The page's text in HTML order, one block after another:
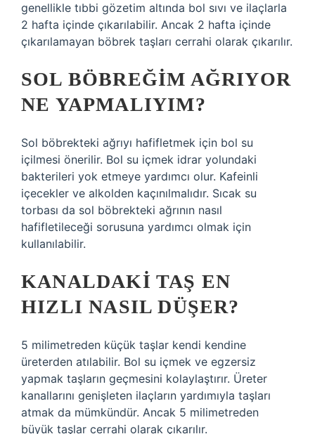
genellikle tıbbi gözetim altında bol sıvı ve ilaçlarla
2 hafta içinde çıkarılabilir. Ancak 2 hafta içinde
çıkarılamayan böbrek taşları cerrahi olarak çıkarılır.
SOL BÖBREĞIM AĞRIYOR
NE YAPMALIYIM?
Sol böbrekteki ağrıyı hafifletmek için bol su
içilmesi önerilir. Bol su içmek idrar yolundaki
bakterileri yok etmeye yardımcı olur. Kafeinli
içecekler ve alkolden kaçınılmalıdır. Sıcak su
torbası da sol böbrekteki ağrının nasıl
hafifletileceği sorusuna yardımcı olmak için
kullanılabilir.
KANALDAKI TAŞ EN
HIZLI NASIL DÜŞER?
5 milimetreden küçük taşlar kendi kendine
üreterden atılabilir. Bol su içmek ve egzersiz
yapmak taşların geçmesini kolaylaştırır. Üreter
kanallarını genişleten ilaçların yardımıyla taşları
atmak da mümkündür. Ancak 5 milimetreden
büyük taşlar cerrahi olarak çıkarılır.